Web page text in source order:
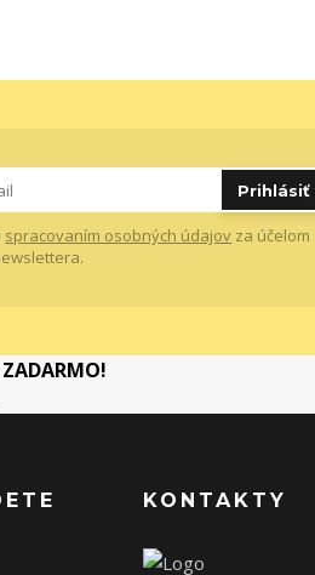
Prihlásiť
spracovaním osobných údajov za účelom
KONTAKTY